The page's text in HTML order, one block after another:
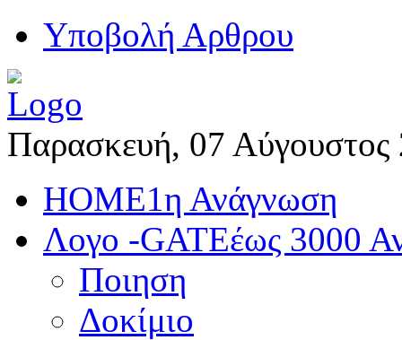
Yποβολή Αρθρου
Παρασκευή, 07 Αύγουστος
HOME1η Ανάγνωση
Λογο -GATEέως 3000
Ποιηση
Δοκίμιο